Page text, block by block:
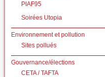
PIAF95
Soirées Utopia
Environnement et pollution
Sites pollués
Gouvernance/élections
CETA / TAFTA